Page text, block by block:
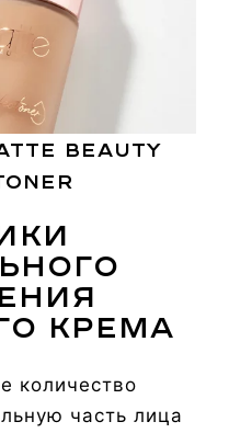
BEAUTY
крема
количество
часть лица